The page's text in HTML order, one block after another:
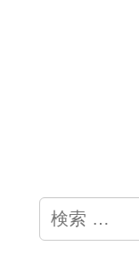
検
索